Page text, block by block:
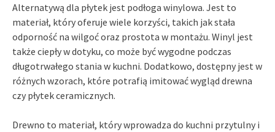
Alternatywą dla płytek jest podłoga winylowa. Jest to
materiał, który oferuje wiele korzyści, takich jak stała
odporność na wilgoć oraz prostota w montażu. Winyl jest
także ciepły w dotyku, co może być wygodne podczas
długotrwałego stania w kuchni. Dodatkowo, dostępny jest w
różnych wzorach, które potrafią imitować wygląd drewna
czy płytek ceramicznych.
Drewno to materiał, który wprowadza do kuchni przytulny i